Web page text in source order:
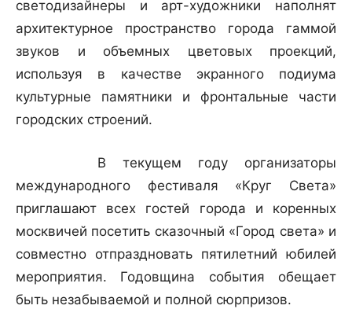
светодизайнеры и арт-художники наполнят
архитектурное пространство города гаммой
звуков и объемных цветовых проекций,
используя в качестве экранного подиума
культурные памятники и фронтальные части
городских строений.
В текущем году организаторы
международного фестиваля «Круг Света»
приглашают всех гостей города и коренных
москвичей посетить сказочный «Город света» и
совместно отпраздновать пятилетний юбилей
мероприятия. Годовщина события обещает
быть незабываемой и полной сюрпризов.